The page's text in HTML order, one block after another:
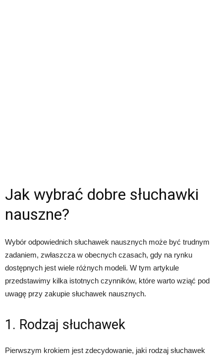
Jak wybrać dobre słuchawki
nauszne?
Wybór odpowiednich słuchawek nausznych może być trudnym
zadaniem, zwłaszcza w obecnych czasach, gdy na rynku
dostępnych jest wiele różnych modeli. W tym artykule
przedstawimy kilka istotnych czynników, które warto wziąć pod
uwagę przy zakupie słuchawek nausznych.
1. Rodzaj słuchawek
Pierwszym krokiem jest zdecydowanie, jaki rodzaj słuchawek